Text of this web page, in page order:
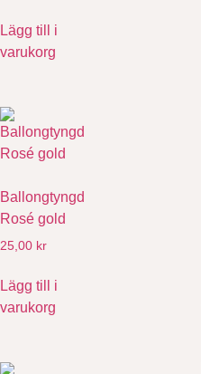
Lägg till i
varukorg
Ballongtyngd
Rosé gold
25,00 kr
Lägg till i
varukorg